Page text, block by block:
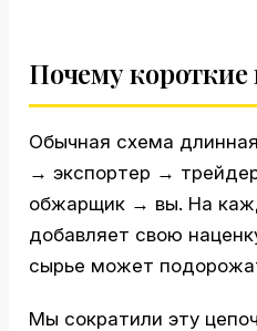
Почему
Обычная схема
→ экспортер →
обжарщик → вы. На
добавляет свою
сырье может
Мы сократили эту